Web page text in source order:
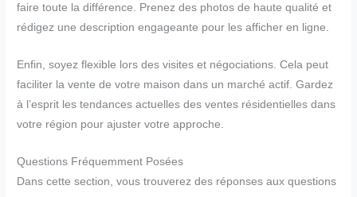
faire toute la différence. Prenez des photos de haute qualité et
rédigez une description engageante pour les afficher en ligne.
Enfin, soyez flexible lors des visites et négociations. Cela peut
faciliter la vente de votre maison dans un marché actif. Gardez
à l’esprit les tendances actuelles des ventes résidentielles dans
votre région pour ajuster votre approche.
Questions Fréquemment Posées
Dans cette section, vous trouverez des réponses aux questions